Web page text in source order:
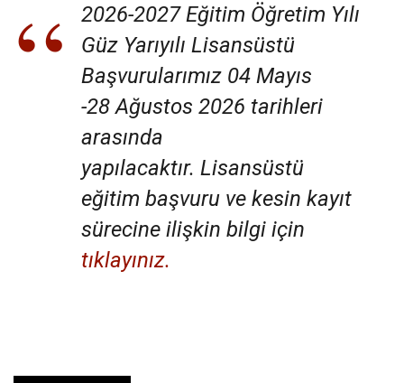
2026-2027 Eğitim Öğretim Yılı
Güz Yarıyılı Lisansüstü
Başvurularımız 04 Mayıs
-28 Ağustos 2026 tarihleri
arasında
yapılacaktır. Lisansüstü
eğitim başvuru ve kesin kayıt
sürecine ilişkin bilgi için
tıklayınız.